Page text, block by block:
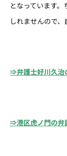
となっています
しれませんので、
⇒弁護士好川久治
⇒港区虎ノ門の弁